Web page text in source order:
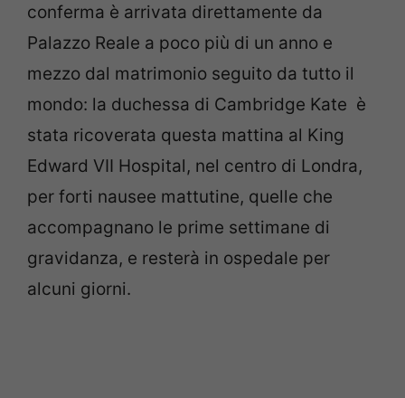
conferma è arrivata direttamente da
Palazzo Reale a poco più di un anno e
mezzo dal matrimonio seguito da tutto il
mondo: la duchessa di Cambridge Kate è
stata ricoverata questa mattina al King
Edward VII Hospital, nel centro di Londra,
per forti nausee mattutine, quelle che
accompagnano le prime settimane di
gravidanza, e resterà in ospedale per
alcuni giorni.